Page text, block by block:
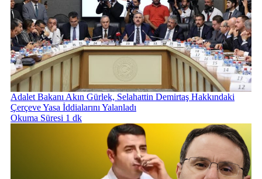
Adalet Bakanı Akın Gürlek, Selahattin Demirtaş Hakkındaki
Çerçeve Yasa İddialarını Yalanladı
Okuma Süresi 1 dk